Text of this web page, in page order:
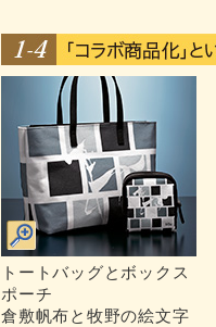
トートバッグとボックス
ポーチ
倉敷帆布と牧野の絵文字